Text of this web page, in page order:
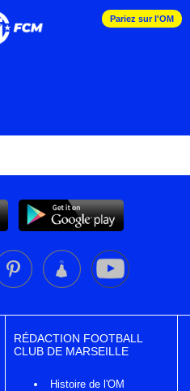
Pariez sur l'OM
RÉDACTION FOOTBALL
CLUB DE MARSEILLE
Histoire de l'OM